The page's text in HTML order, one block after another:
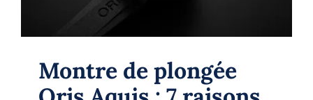
Montre de plongée